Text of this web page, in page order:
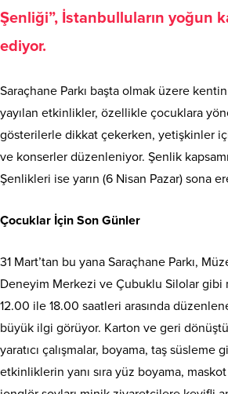
Şenliği”, İstanbulluların yoğun
ediyor.
Saraçhane Parkı başta olmak üzere
yayılan etkinlikler, özellikle çocuklara
gösterilerle dikkat çekerken, yetişkinler
ve konserler düzenleniyor. Şenlik
Şenlikleri ise yarın (6 Nisan Pazar) sona
Çocuklar İçin Son Günler
31 Mart’tan bu yana Saraçhane Parkı,
Deneyim Merkezi ve Çubuklu Silolar gibi
12.00 ile 18.00 saatleri arasında
büyük ilgi görüyor. Karton ve geri
yaratıcı çalışmalar, boyama, taş süsleme
etkinliklerin yanı sıra yüz boyama,